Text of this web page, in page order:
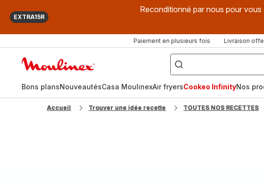
EXTRA15R
Reconditionné par nous pour
Paiement en plusieurs fois Livraison
["Que
recherchez-
vous
?",
fryer",
"Companion"]
Bons plansNouveautésCasa MoulinexAir fryersCookeo InfinityNos
Accueil Trouver une idée recette TOUTES NOS RECETTES